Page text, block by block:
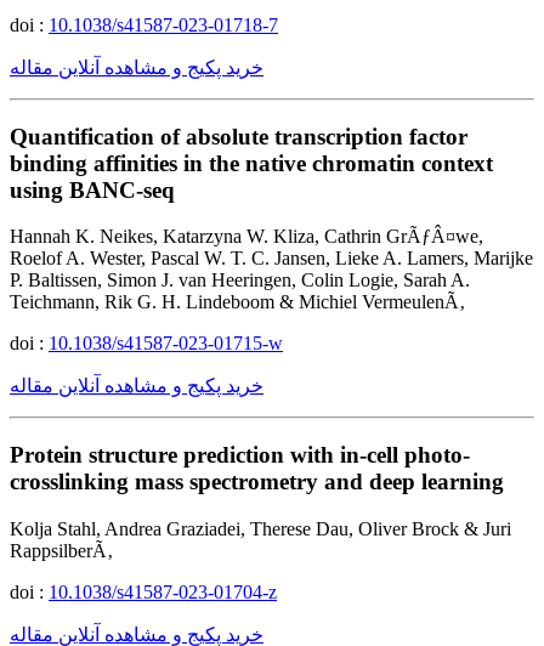
doi : 10.1038/s41587-023-01718-7
خرید پکیج و مشاهده آنلاین مقاله
Quantification of absolute transcription factor
binding affinities in the native chromatin context
using BANC-seq
Hannah K. Neikes, Katarzyna W. Kliza, Cathrin GrÃƒÂ¤we,
Roelof A. Wester, Pascal W. T. C. Jansen, Lieke A. Lamers, Marijke
P. Baltissen, Simon J. van Heeringen, Colin Logie, Sarah A.
Teichmann, Rik G. H. Lindeboom & Michiel VermeulenÃ‚
doi : 10.1038/s41587-023-01715-w
خرید پکیج و مشاهده آنلاین مقاله
Protein structure prediction with in-cell photo-
crosslinking mass spectrometry and deep learning
Kolja Stahl, Andrea Graziadei, Therese Dau, Oliver Brock & Juri
RappsilberÃ‚
doi : 10.1038/s41587-023-01704-z
خرید پکیج و مشاهده آنلاین مقاله